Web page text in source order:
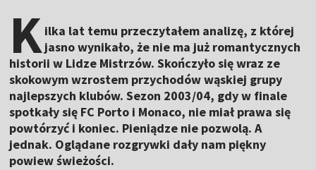
Kilka lat temu przeczytałem analizę, z której
jasno wynikało, że nie ma już romantycznych
historii w Lidze Mistrzów. Skończyło się wraz ze
skokowym wzrostem przychodów wąskiej grupy
najlepszych klubów. Sezon 2003/04, gdy w finale
spotkały się FC Porto i Monaco, nie miał prawa się
powtórzyć i koniec. Pieniądze nie pozwolą. A
jednak. Oglądane rozgrywki dały nam piękny
powiew świeżości.